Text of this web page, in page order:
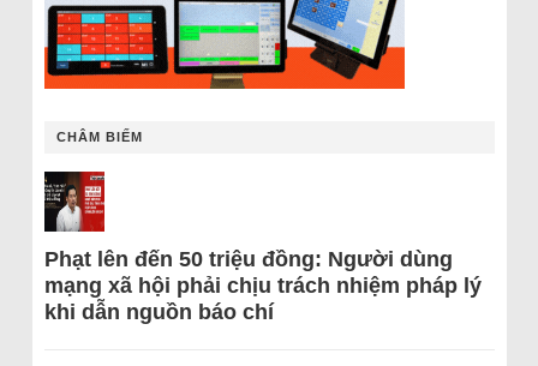
CHÂM BIẾM
Phạt lên đến 50 triệu đồng: Người dùng
mạng xã hội phải chịu trách nhiệm pháp lý
khi dẫn nguồn báo chí